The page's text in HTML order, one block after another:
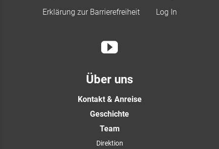
Erklärung zur Barrierefreiheit
Log In
Über uns
Kontakt & Anreise
Geschichte
Team
Direktion